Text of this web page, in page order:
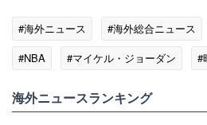
#海外ニュース #海外総合ニュース
#NBA
#マイケル・ジョーダン #
海外ニュースランキング